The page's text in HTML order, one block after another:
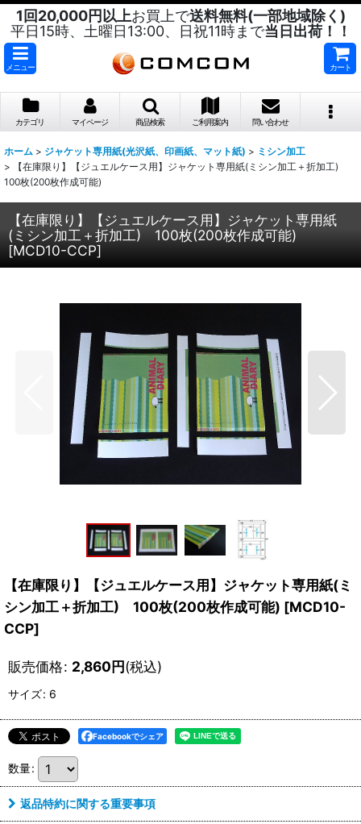
1回20,000円以上お買上で送料無料(一部地域除く)
平日15時、土曜日13:00、日祝11時まで当日出荷！！
メニュー カート
カテゴリ マイページ 商品検索 ご利用案内 問い合わせ
ホーム > ジャケット専用紙(光沢紙、印画紙、マット紙) > ミシン加工
>
【在庫限り】【ジュエルケース用】ジャケット専用紙(ミシン加工＋折加工)
100枚(200枚作成可能)
【在庫限り】【ジュエルケース用】ジャケット専用紙
(ミシン加工＋折加工) 100枚(200枚作成可能)
[MCD10-CCP]
【在庫限り】【ジュエルケース用】ジャケット専用紙(ミ
シン加工＋折加工) 100枚(200枚作成可能) [MCD10-
CCP]
販売価格: 2,860円(税込)
サイズ: 6
Facebookでシェア
数量:
返品特約に関する重要事項